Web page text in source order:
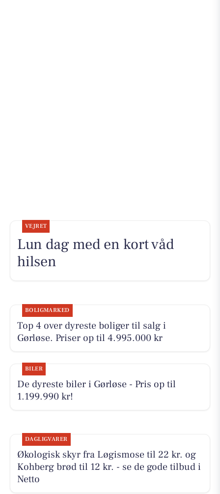
VEJRET
Lun dag med en kort våd
hilsen
BOLIGMARKED
Top 4 over dyreste boliger til salg i
Gørløse. Priser op til 4.995.000 kr
BILER
De dyreste biler i Gørløse - Pris op til
1.199.990 kr!
DAGLIGVARER
Økologisk skyr fra Løgismose til 22 kr. og
Kohberg brød til 12 kr. - se de gode tilbud i
Netto